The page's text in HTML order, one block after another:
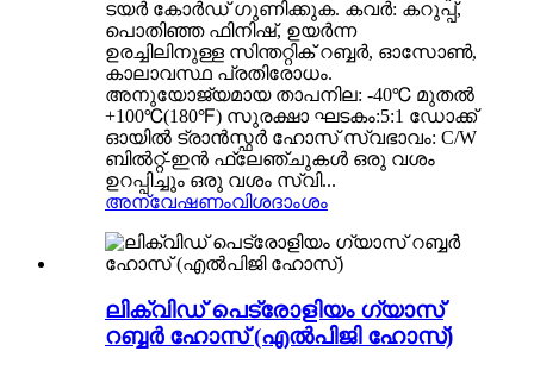
ടയർ കോർഡ് ഗുണിക്കുക. കവർ: കറുപ്പ്,
പൊതിഞ്ഞ ഫിനിഷ്, ഉയർന്ന
ഉരച്ചിലിനുള്ള സിന്തറ്റിക് റബ്ബർ, ഓസോൺ,
കാലാവസ്ഥ പ്രതിരോധം.
അനുയോജ്യമായ താപനില: -40℃ മുതൽ
+100℃(180℉) സുരക്ഷാ ഘടകം:5:1 ഡോക്ക്
ഓയിൽ ട്രാൻസ്ഫർ ഹോസ് സ്വഭാവം: C/W
ബിൽറ്റ്-ഇൻ ഫ്ലേഞ്ചുകൾ ഒരു വശം
ഉറപ്പിച്ചും ഒരു വശം സ്വി...
അന്വേഷണംവിശദാംശം
ലിക്വിഡ് പെട്രോളിയം ഗ്യാസ്
റബ്ബർ ഹോസ് (എൽപിജി ഹോസ്)